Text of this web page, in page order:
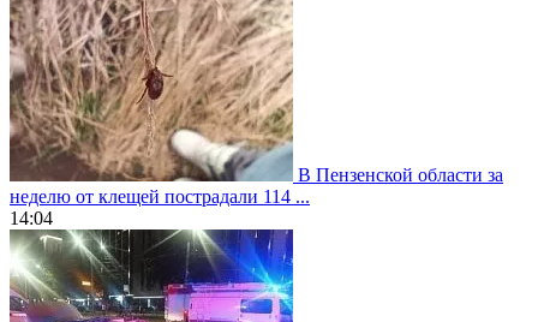
В Пензенской области за
неделю от клещей пострадали 114 ...
14:04